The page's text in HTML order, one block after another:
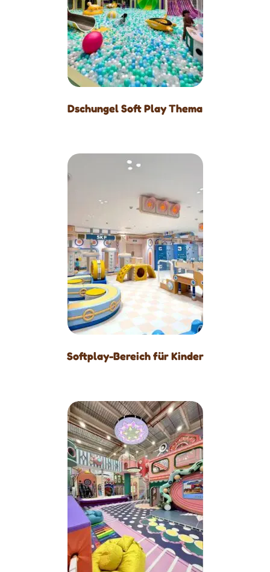
Dschungel Soft Play Thema
Softplay-Bereich für Kinder